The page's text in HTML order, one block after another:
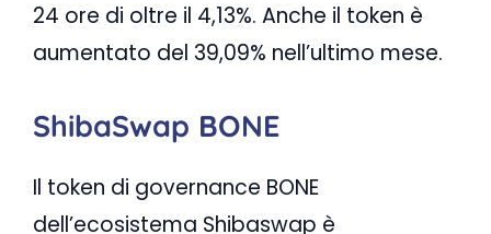
24 ore di oltre il 4,13%. Anche il token è
aumentato del 39,09% nell’ultimo mese.
ShibaSwap BONE
Il token di governance BONE
dell’ecosistema Shibaswap è